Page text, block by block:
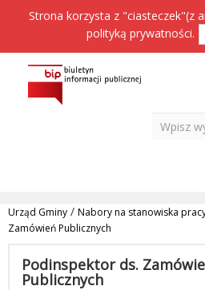
Strona korzysta z "ciasteczek"(z
polityką prywatności.
Urząd Gminy / Nabory na stanowiska
Zamówień Publicznych
Podinspektor ds.
Publicznych